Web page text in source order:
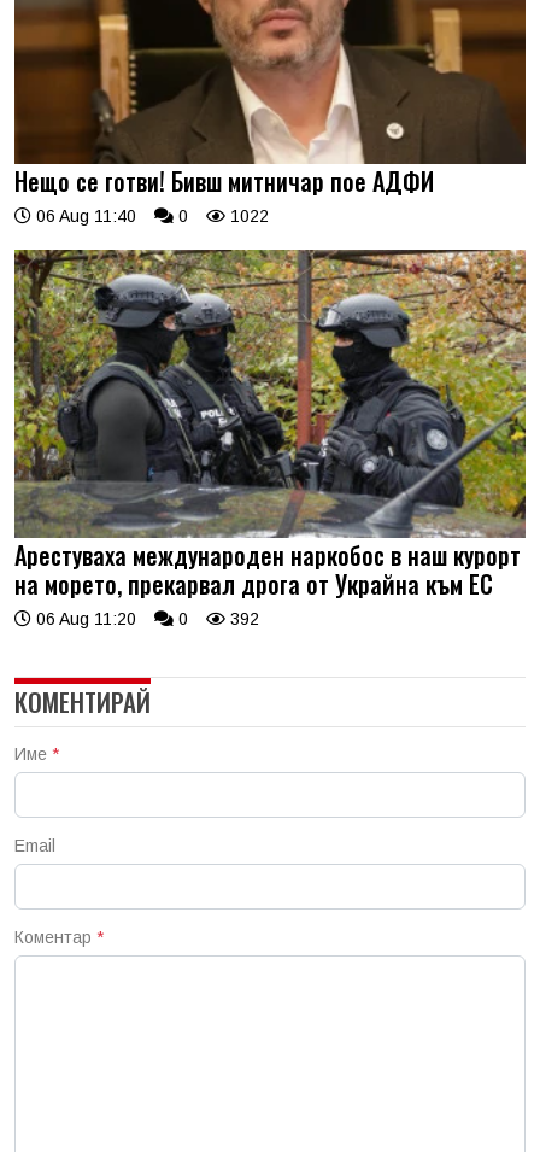
Нещо се готви! Бивш митничар пое АДФИ
06 Aug 11:40 0 1022
Арестуваха международен наркобос в наш курорт
на морето, прекарвал дрога от Украйна към ЕС
06 Aug 11:20 0 392
КОМЕНТИРАЙ
Име *
Email
Коментар *